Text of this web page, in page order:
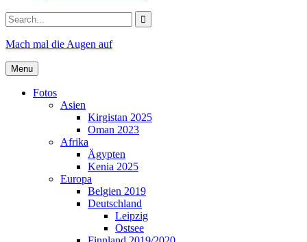
Search
for:
Mach mal die Augen auf
Menu
Fotos
Asien
Kirgistan 2025
Oman 2023
Afrika
Ägypten
Kenia 2025
Europa
Belgien 2019
Deutschland
Leipzig
Ostsee